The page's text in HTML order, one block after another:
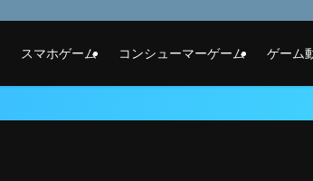
スマホゲーム コンシューマーゲーム ゲーム